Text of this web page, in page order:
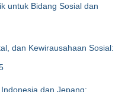
untuk Bidang Sosial dan
dan Kewirausahaan Sosial:
dan Jepang: